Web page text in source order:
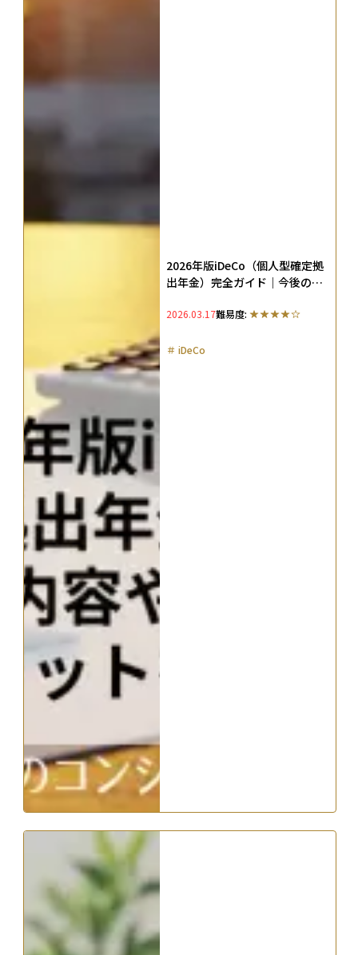
2026年版iDeCo（個人型確定拠
出年金）完全ガイド｜今後の改
を解説
2026.03.17難易度:
＃ iDeCo